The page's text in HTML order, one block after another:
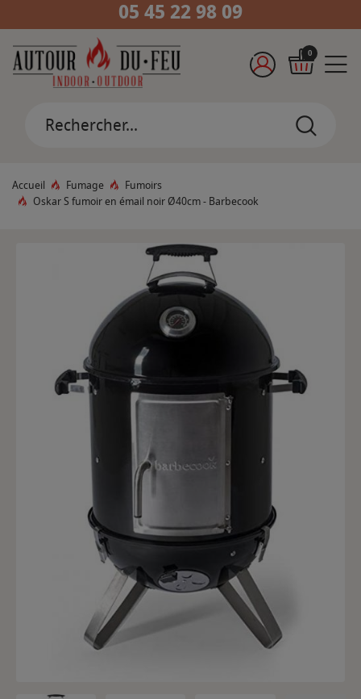
05 45 22 98 09
0
Accueil Fumage
Fumoirs
Oskar S fumoir en émail noir Ø40cm - Barbecook